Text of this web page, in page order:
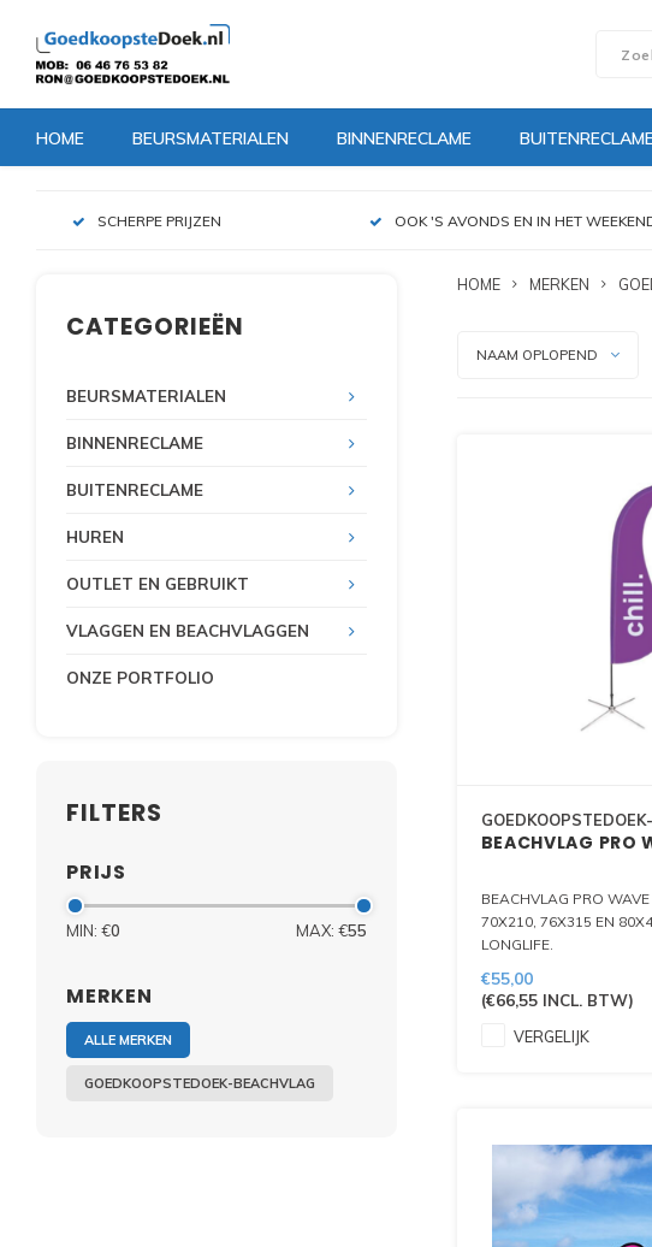
HOME BEURSMATERIALEN BINNENRECLAME
SCHERPE PRIJZEN OOK 'S AVONDS EN IN HET
CATEGORIEËN
BEURSMATERIALEN
BINNENRECLAME
BUITENRECLAME
HUREN
OUTLET EN GEBRUIKT
VLAGGEN EN BEACHVLAGGEN
ONZE PORTFOLIO
FILTERS
PRIJS
MIN: €0 MAX: €55
MERKEN
ALLE MERKEN
GOEDKOOPSTEDOEK-BEACHVLAG
HOME MERKEN
NAAM OPLOPEND
BEACHVLAG PRO
BEACHVLAG PRO
70X210, 76X315 EN
LONGLIFE.
€55,00
(€66,55INCL. BTW)
VERGELIJK